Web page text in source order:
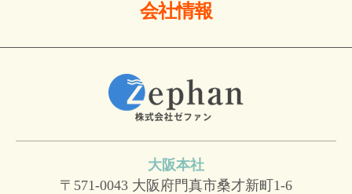
会社情報
大阪本社
〒571-0043 大阪府門真市桑才新町1-6